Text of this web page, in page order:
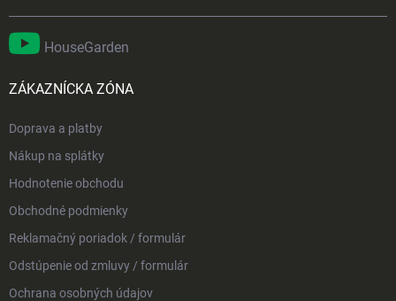
HouseGarden
ZÁKAZNÍCKA ZÓNA
Doprava a platby
Nákup na splátky
Hodnotenie obchodu
Obchodné podmienky
Reklamačný poriadok / formulár
Odstúpenie od zmluvy / formulár
Ochrana osobných údajov